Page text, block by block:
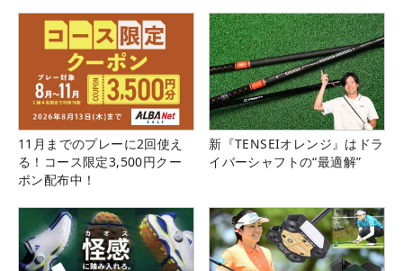
11月までのプレーに2回使え
る！コース限定3,500円クー
ポン配布中！
新『TENSEIオレンジ』はドラ
イバーシャフトの“最適解”